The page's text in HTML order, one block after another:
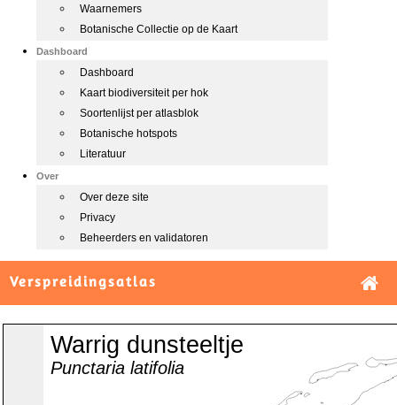
Waarnemers
Botanische Collectie op de Kaart
Dashboard
Dashboard
Kaart biodiversiteit per hok
Soortenlijst per atlasblok
Botanische hotspots
Literatuur
Over
Over deze site
Privacy
Beheerders en validatoren
Verspreidingsatlas